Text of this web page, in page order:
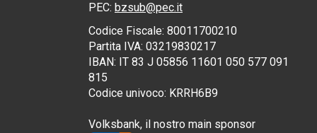
PEC: bzsub@pec.it
Codice Fiscale: 80011700210
Partita IVA: 03219830217
IBAN: IT 83 J 05856 11601 050 577 091
815
Codice univoco: KRRH6B9
Volksbank, il nostro main sponsor